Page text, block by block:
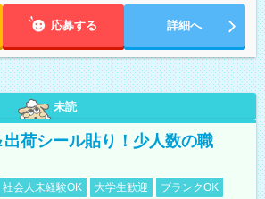
応募する 詳細へ
未読
荷シール貼り！少人数の職
社会人未経験OK 大学生歓迎
ブランクOK